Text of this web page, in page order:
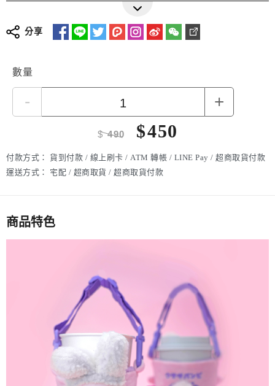
分享
數量
- +
$490 $450
付款方式：
貨到付款 / 線上刷卡 / ATM 轉帳 / LINE Pay / 超商取貨付款
運送方式：
宅配 / 超商取貨 / 超商取貨付款
商品特色